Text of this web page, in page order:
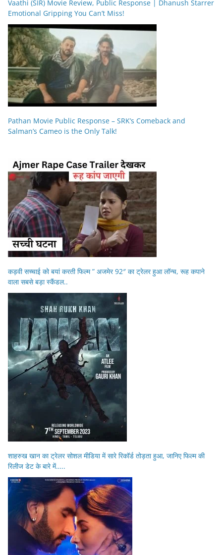
Vaathi (SIR) Movie Review, Public Response | Dhanush Starrer
Emotional Gripping You Can’t Miss!
Pathan Movie Public Response – SRK’s Comeback and
Salman’s Cameo is the Only Talk!
कड़वी सच्चाई को बयां करती फिल्म ” अजमेर 92″ का ट्रेलर हुआ लॉन्च, रूह कपाने
वाला सबसे बड़ा स्कैंडल..
शाहरुख खान का ट्रेलर सोशल मीडिया में सारे रिकॉर्ड तोड़ता हुआ, जानिए फिल्म की
रिलीज डेट के बारे में…..